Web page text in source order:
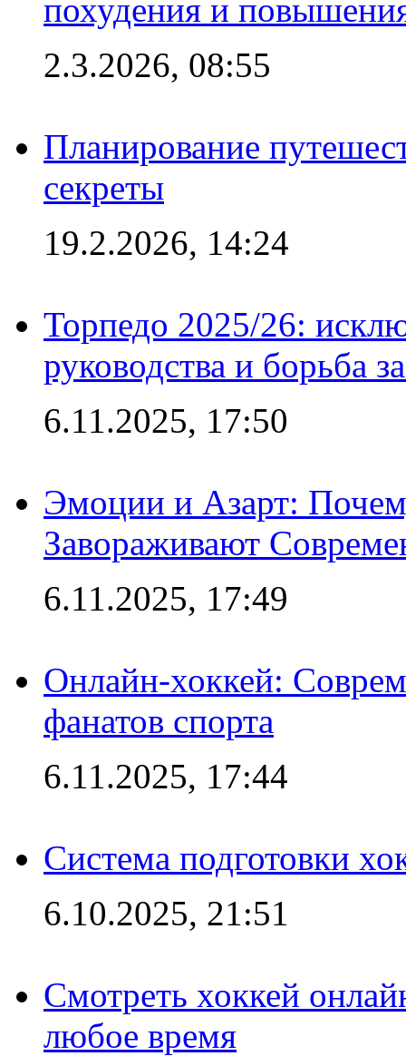
похудения и
2.3.2026, 08:55
Планирование
секреты
19.2.2026, 14:24
Торпедо 2025/26:
руководства и борьба
6.11.2025, 17:50
Эмоции и Азарт:
Завораживают
6.11.2025, 17:49
Онлайн-хоккей:
фанатов спорта
6.11.2025, 17:44
Система подготовки
6.10.2025, 21:51
Смотреть хоккей
любое время